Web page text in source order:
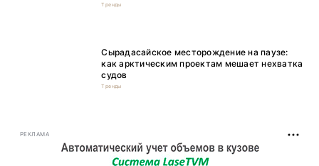
Тренды
Сырадасайское месторождение на паузе:
как арктическим проектам мешает нехватка
судов
Тренды
РЕКЛАМА